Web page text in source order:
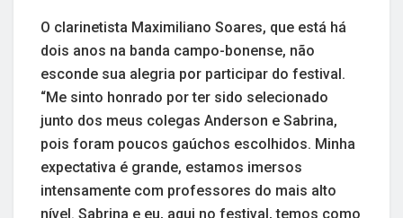
O clarinetista Maximiliano Soares, que está há
dois anos na banda campo-bonense, não
esconde sua alegria por participar do festival.
“Me sinto honrado por ter sido selecionado
junto dos meus colegas Anderson e Sabrina,
pois foram poucos gaúchos escolhidos. Minha
expectativa é grande, estamos imersos
intensamente com professores do mais alto
nível. Sabrina e eu, aqui no festival, temos como